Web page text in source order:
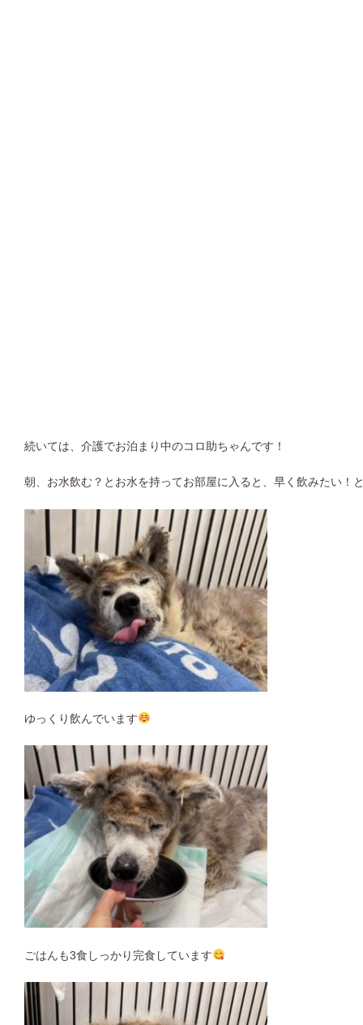
続いては、介護でお泊まり中のコロ助ちゃんです！
朝、お水飲む？とお水を持ってお部屋に入ると、早く飲みたい！
ゆっくり飲んでいます
ごはんも3食しっかり完食しています